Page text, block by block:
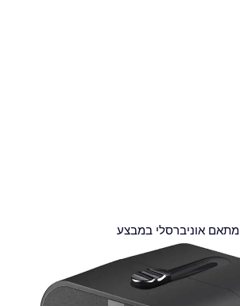
מתאם אוניברסלי במבצע